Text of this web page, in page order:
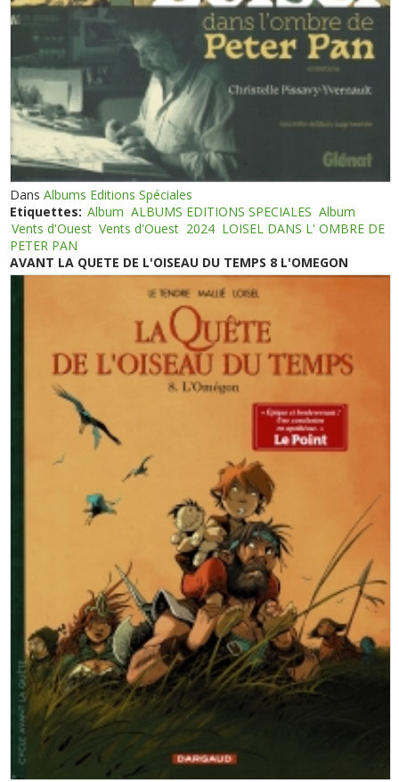
DansAlbums Editions Spéciales
Etiquettes: Album ALBUMS EDITIONS SPECIALES Album
Vents d'Ouest Vents d'Ouest 2024 LOISEL DANS L' OMBRE DE
PETER PAN
AVANT LA QUETE DE L'OISEAU DU TEMPS 8 L'OMEGON